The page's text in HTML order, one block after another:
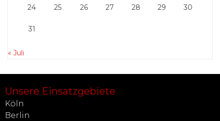
24 25 26 27 28 29 30
31
« Juli
Unsere Einsatzgebiete
Köln
Berlin